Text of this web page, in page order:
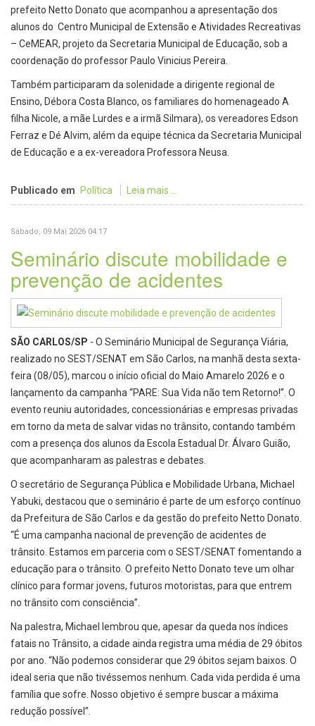
prefeito Netto Donato que acompanhou a apresentação dos
alunos do Centro Municipal de Extensão e Atividades Recreativas
– CeMEAR, projeto da Secretaria Municipal de Educação, sob a
coordenação do professor Paulo Vinicius Pereira.
Também participaram da solenidade a dirigente regional de
Ensino, Débora Costa Blanco, os familiares do homenageado A
filha Nicole, a mãe Lurdes e a irmã Silmara), os vereadores Edson
Ferraz e Dé Alvim, além da equipe técnica da Secretaria Municipal
de Educação e a ex-vereadora Professora Neusa.
Publicado em Política Leia mais ...
Sábado, 09 Mai 2026 04:17
Seminário discute mobilidade e
prevenção de acidentes
SÃO CARLOS/SP - O Seminário Municipal de Segurança Viária,
realizado no SEST/SENAT em São Carlos, na manhã desta sexta-
feira (08/05), marcou o início oficial do Maio Amarelo 2026 e o
lançamento da campanha “PARE: Sua Vida não tem Retorno!”. O
evento reuniu autoridades, concessionárias e empresas privadas
em torno da meta de salvar vidas no trânsito, contando também
com a presença dos alunos da Escola Estadual Dr. Álvaro Guião,
que acompanharam as palestras e debates.
O secretário de Segurança Pública e Mobilidade Urbana, Michael
Yabuki, destacou que o seminário é parte de um esforço contínuo
da Prefeitura de São Carlos e da gestão do prefeito Netto Donato.
“É uma campanha nacional de prevenção de acidentes de
trânsito. Estamos em parceria com o SEST/SENAT fomentando a
educação para o trânsito. O prefeito Netto Donato teve um olhar
clínico para formar jovens, futuros motoristas, para que entrem
no trânsito com consciência”.
Na palestra, Michael lembrou que, apesar da queda nos índices
fatais no Trânsito, a cidade ainda registra uma média de 29 óbitos
por ano. “Não podemos considerar que 29 óbitos sejam baixos. O
ideal seria que não tivéssemos nenhum. Cada vida perdida é uma
família que sofre. Nosso objetivo é sempre buscar a máxima
redução possível”.